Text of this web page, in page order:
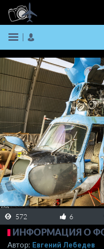
Поиск
Поиск в
Кратко
572 6
ИНФОРМАЦИЯ О
Автор: Евгений Лебедев